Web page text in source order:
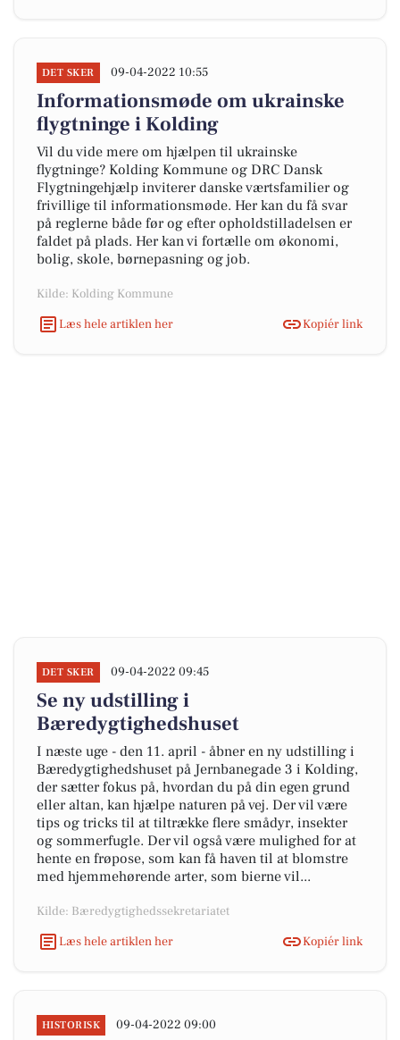
DET SKER 09-04-2022 10:55
Informationsmøde om ukrainske
flygtninge i Kolding
Vil du vide mere om hjælpen til ukrainske
flygtninge? Kolding Kommune og DRC Dansk
Flygtningehjælp inviterer danske værtsfamilier og
frivillige til informationsmøde. Her kan du få svar
på reglerne både før og efter opholdstilladelsen er
faldet på plads. Her kan vi fortælle om økonomi,
bolig, skole, børnepasning og job.
Kilde: Kolding Kommune
Læs hele artiklen her
Kopiér link
DET SKER 09-04-2022 09:45
Se ny udstilling i
Bæredygtighedshuset
I næste uge - den 11. april - åbner en ny udstilling i
Bæredygtighedshuset på Jernbanegade 3 i Kolding,
der sætter fokus på, hvordan du på din egen grund
eller altan, kan hjælpe naturen på vej. Der vil være
tips og tricks til at tiltrække flere smådyr, insekter
og sommerfugle. Der vil også være mulighed for at
hente en frøpose, som kan få haven til at blomstre
med hjemmehørende arter, som bierne vil...
Kilde: Bæredygtighedssekretariatet
Læs hele artiklen her
Kopiér link
HISTORISK 09-04-2022 09:00